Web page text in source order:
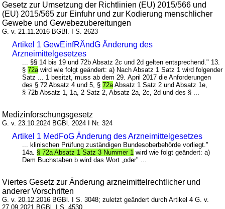
Gesetz zur Umsetzung der Richtlinien (EU) 2015/566 und
(EU) 2015/565 zur Einfuhr und zur Kodierung menschlicher
Gewebe und Gewebezubereitungen
G. v. 21.11.2016 BGBl. I S. 2623
Artikel 1 GewEinfRÄndG Änderung des
Arzneimittelgesetzes
... §§ 14 bis 19 und 72b Absatz 2c und 2d gelten entsprechend." 13.
§72awird wie folgt geändert: a) Nach Absatz 1 Satz 1 wird folgender
Satz ... 1 besitzt, muss ab dem 29. April 2017 die Anforderungen
des § 72 Absatz 4 und 5, §72aAbsatz 1 Satz 2 und Absatz 1e,
§ 72b Absatz 1, 1a, 2 Satz 2, Absatz 2a, 2c, 2d und des § ...
Medizinforschungsgesetz
G. v. 23.10.2024 BGBl. 2024 I Nr. 324
Artikel 1 MedFoG Änderung des Arzneimittelgesetzes
... klinischen Prüfung zuständigen Bundesoberbehörde vorliegt."
14a. § 72a Absatz 1 Satz 3 Nummer 1 wird wie folgt geändert: a)
Dem Buchstaben b wird das Wort „oder" ...
Viertes Gesetz zur Änderung arzneimittelrechtlicher und
anderer Vorschriften
G. v. 20.12.2016 BGBl. I S. 3048; zuletzt geändert durch Artikel 4 G. v.
27.09.2021 BGBl. I S. 4530